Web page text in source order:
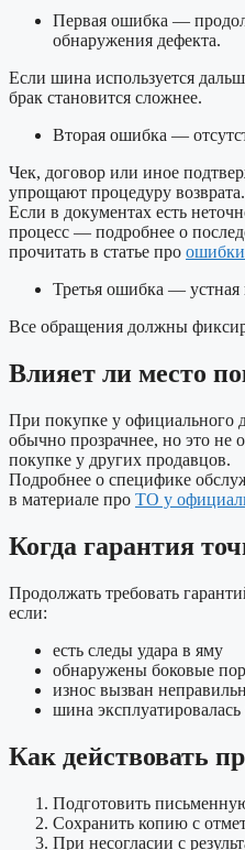
Первая ошибка —
обнаружения дефекта.
Если шина используется
брак становится сложнее.
Вторая ошибка —
Чек, договор или иное
упрощают процедуру возврата.
Если в документах есть
процесс — подробнее о
прочитать в статье про ошибки
Третья ошибка — устная
Все обращения должны
Влияет ли место
При покупке у официального
обычно прозрачнее, но это не
покупке у других продавцов.
Подробнее о специфике
в материале про ТО у
Когда гарантия
Продолжать требовать
если:
есть следы удара в яму
обнаружены боковые
износ вызван
шина эксплуатировалась
Как действовать
Подготовить
Сохранить копию с
При несогласии с